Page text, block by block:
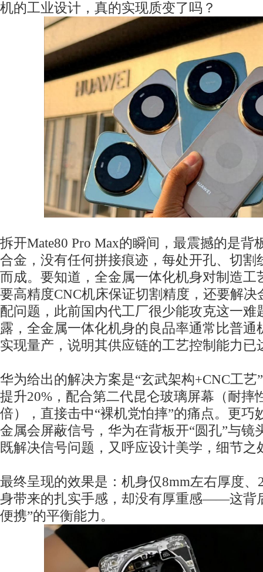
机的工业设计，真的实现质变了吗？
拆开Mate80 Pro Max的瞬间，最震撼的是
合金，没有任何拼接痕迹，每处开孔、切割
而成。要知道，全金属一体化机身对制造工
要高精度CNC机床保证切割精度，还要解
配问题，此前国内代工厂很少能攻克这一难
露，全金属一体化机身的良品率通常比普通
实现量产，说明其供应链的工艺控制能力已
华为给出的解决方案是“玄武架构+CNC工艺
提升20%，配合第二代昆仑玻璃屏幕（耐摔
倍），直接击中“裸机党怕摔”的痛点。更
金属会屏蔽信号，华为在背板开“圆孔”与镜
既解决信号问题，又呼应设计美学，细节之
最终呈现的效果是：机身仅8mm左右厚度、
身带来的扎实手感，却没有厚重感——这背
便携”的平衡能力。